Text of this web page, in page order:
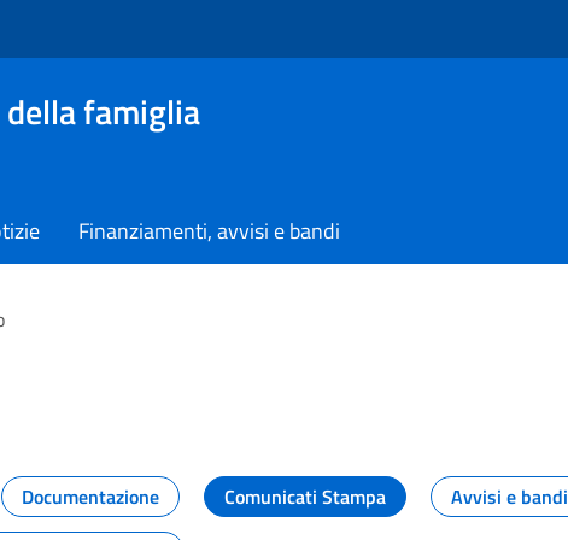
famiglia
Finanziamenti, avvisi e bandi
dal Dipartimento
Documentazione Comunicati Stampa Avvisi e bandi